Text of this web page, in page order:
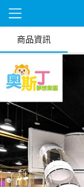
商品資訊